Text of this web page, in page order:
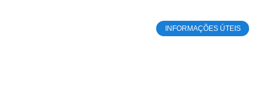
INFORMAÇÕES ÚTEIS